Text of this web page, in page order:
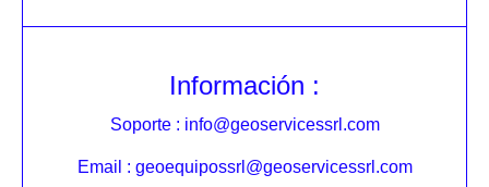
Información :
Soporte : info@geoservicessrl.com
Email : geoequipossrl@geoservicessrl.com